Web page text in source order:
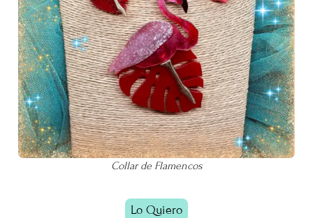
Collar de Flamencos
Lo Quiero